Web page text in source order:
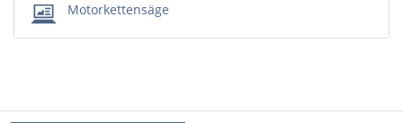
Motorkettensäge